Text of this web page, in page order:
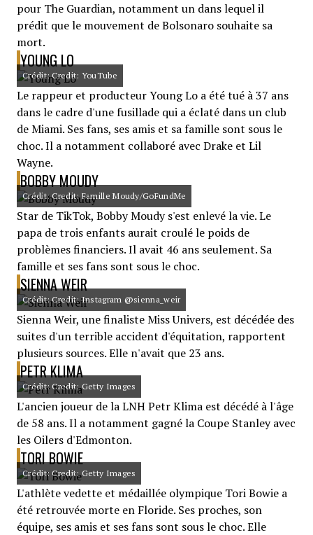
pour The Guardian, notamment un dans lequel il
prédit que le mouvement de Bolsonaro souhaite sa
mort.
YOUNG LO
Crédit: Credit: YouTube
Le rappeur et producteur Young Lo a été tué à 37 ans
dans le cadre d'une fusillade qui a éclaté dans un club
de Miami. Ses fans, ses amis et sa famille sont sous le
choc. Il a notamment collaboré avec Drake et Lil
Wayne.
BOBBY MOUDY
Crédit: Credit: Famille Moudy/GoFundMe
Star de TikTok, Bobby Moudy s'est enlevé la vie. Le
papa de trois enfants aurait croulé le poids de
problèmes financiers. Il avait 46 ans seulement. Sa
famille et ses fans sont sous le choc.
SIENNA WEIR
Crédit: Credit: Instagram @sienna_weir
Sienna Weir, une finaliste Miss Univers, est décédée des
suites d'un terrible accident d'équitation, rapportent
plusieurs sources. Elle n'avait que 23 ans.
PETR KLIMA
Crédit: Credit: Getty Images
L'ancien joueur de la LNH Petr Klima est décédé à l'âge
de 58 ans. Il a notamment gagné la Coupe Stanley avec
les Oilers d'Edmonton.
TORI BOWIE
Crédit: Credit: Getty Images
L'athlète vedette et médaillée olympique Tori Bowie a
été retrouvée morte en Floride. Ses proches, son
équipe, ses amis et ses fans sont sous le choc. Elle